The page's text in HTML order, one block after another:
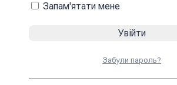
Запам'ятати мене
Забули пароль?